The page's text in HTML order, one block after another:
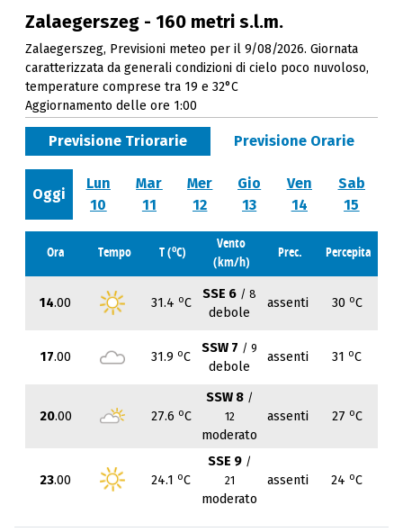
Zalaegerszeg - 160 metri s.l.m.
Zalaegerszeg, Previsioni meteo per il 9/08/2026. Giornata
caratterizzata da generali condizioni di cielo poco nuvoloso,
temperature comprese tra 19 e 32°C
Aggiornamento delle ore 1:00
Previsione Triorarie Previsione Orarie
Oggi
Lun
10
Mar
11
Mer
12
Gio
13
Ven
14
Sab
15
Ora Tempo T (oC)
Vento
(km/h)
Prec. Percepita
14.00 31.4 oC
SSE 6 / 8
debole
assenti 30 oC
17.00 31.9 oC
SSW 7 / 9
debole
assenti 31 oC
20.00 27.6 oC
SSW 8 /
12
moderato
assenti 27 oC
23.00 24.1 oC
SSE 9 /
21
moderato
assenti 24 oC